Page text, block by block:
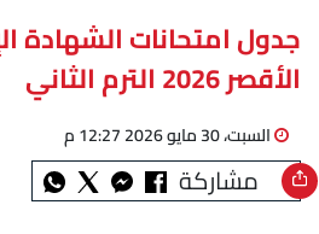
جدول امتحانات الشهادة
الأقصر 2026 الترم الثاني
السبت، 30 مايو 2026 12:27 م
مشاركة